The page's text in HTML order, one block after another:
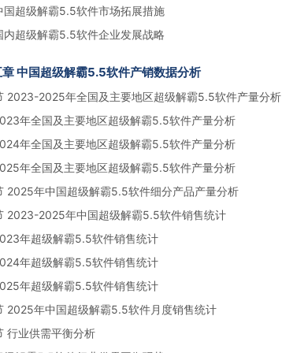
国超级解霸5.5软件市场拓展措施
内超级解霸5.5软件企业发展战略
中国超级解霸5.5软件产销数据分析
2023-2025年全国及主要地区超级解霸5.5软件产量分析
年全国及主要地区超级解霸5.5软件产量分析
年全国及主要地区超级解霸5.5软件产量分析
年全国及主要地区超级解霸5.5软件产量分析
2025年中国超级解霸5.5软件细分产品产量分析
2023-2025年中国超级解霸5.5软件销售统计
年超级解霸5.5软件销售统计
年超级解霸5.5软件销售统计
年超级解霸5.5软件销售统计
2025年中国超级解霸5.5软件月度销售统计
行业供需平衡分析